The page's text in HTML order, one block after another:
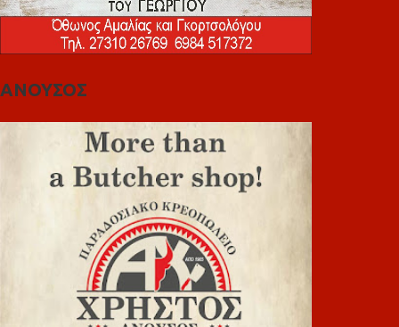
ΑΝΟΥΣΟΣ